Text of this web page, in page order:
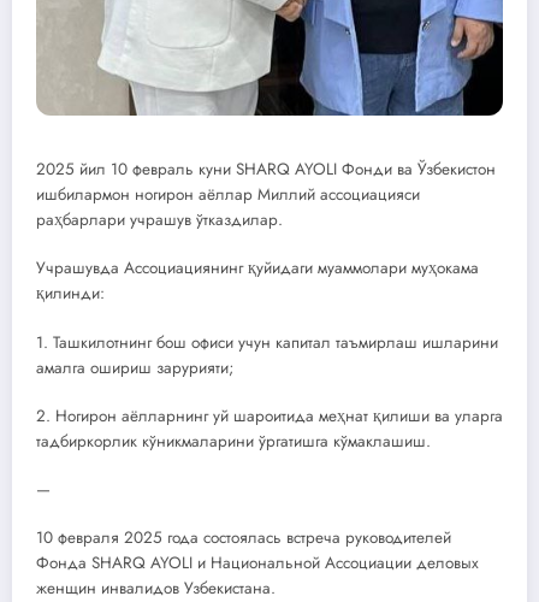
2025 йил 10 февраль куни SHARQ AYOLI Фонди ва Ўзбекистон
ишбилармон ногирон аёллар Миллий ассоциацияси
раҳбарлари учрашув ўтказдилар.
Учрашувда Ассоциациянинг қуйидаги муаммолари муҳокама
қилинди:
1. Ташкилотнинг бош офиси учун капитал таъмирлаш ишларини
амалга ошириш зарурияти;
2. Ногирон аёлларнинг уй шароитида меҳнат қилиши ва уларга
тадбиркорлик кўникмаларини ўргатишга кўмаклашиш.
—
10 февраля 2025 года состоялась встреча руководителей
Фонда SHARQ AYOLI и Национальной Ассоциации деловых
женщин инвалидов Узбекистана.